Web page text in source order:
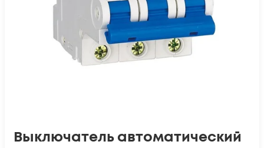
Выключатель автоматический